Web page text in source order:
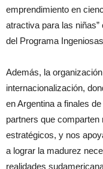
emprendimiento en
atractiva para las
del Programa
Además, la
internacionalización,
en Argentina a finales
partners que
estratégicos, y nos
a lograr la madurez
realidades